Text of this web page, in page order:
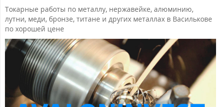
Токарные работы по металлу, нержавейке, алюминию,
лутни, меди, бронзе, титане и других металлах в Василькове
по хорошей цене